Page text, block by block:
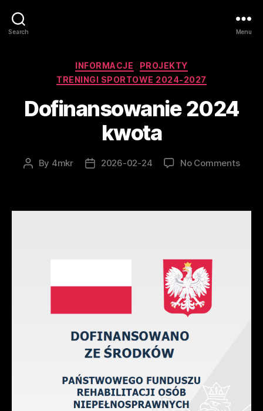
Search Menu
Categories
INFORMACJE
PROJEKTY
TRENINGI SPORTOWE 2024-2027
Dofinansowanie 2024
kwota
Post
By 4mkr
Post2026-02-24 No Commentson